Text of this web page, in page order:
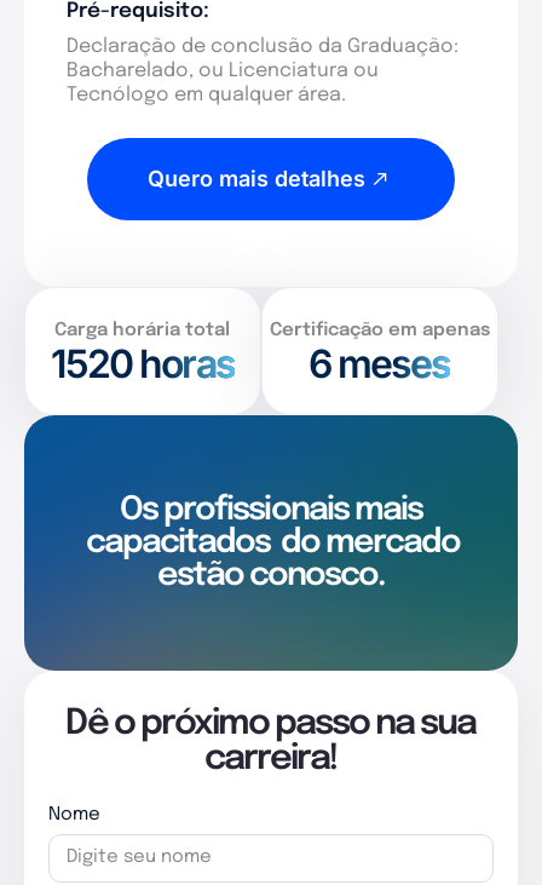
Pré-requisito:
Declaração de conclusão da Graduação:
Bacharelado, ou Licenciatura ou
Tecnólogo em qualquer área.
Quero mais detalhes
Carga horária total
1520horas
Certificação em apenas
6 meses
Os profissionais mais
capacitados do mercado
estão conosco.
Dê o próximo passo na sua
carreira!
Nome